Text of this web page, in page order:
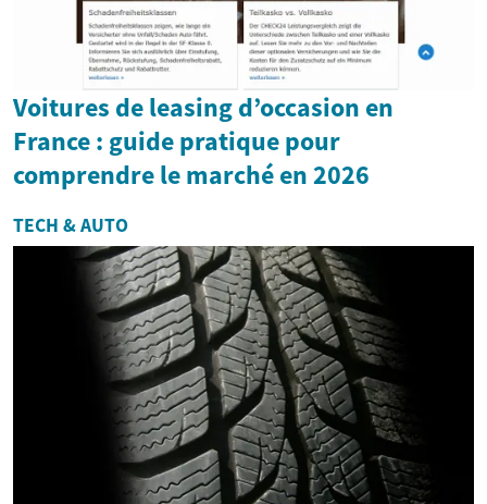
Voitures de leasing d’occasion en
France : guide pratique pour
comprendre le marché en 2026
TECH & AUTO